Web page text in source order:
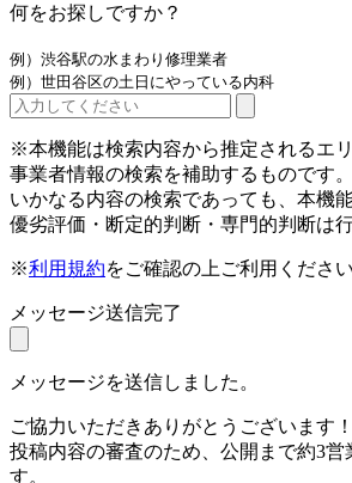
何をお探しですか？
例）渋谷駅の水まわり修理業者
例）世田谷区の土日にやっている内科
※本機能は検索内容から推定されるエ
事業者情報の検索を補助するものです。
いかなる内容の検索であっても、本機
優劣評価・断定的判断・専門的判断は行
※利用規約をご確認の上ご利用ください
メッセージ送信完了
メッセージを送信しました。
ご協力いただきありがとうございます！
投稿内容の審査のため、公開まで約3営
す。